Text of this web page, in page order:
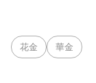
花金 華金